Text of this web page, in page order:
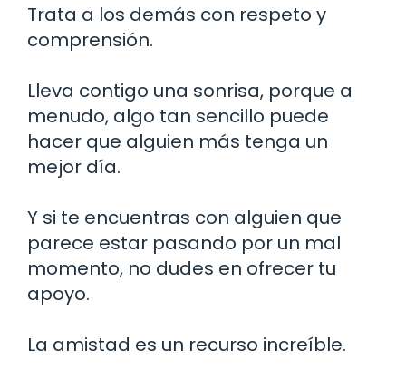
Trata a los demás con respeto y
comprensión.
Lleva contigo una sonrisa, porque a
menudo, algo tan sencillo puede
hacer que alguien más tenga un
mejor día.
Y si te encuentras con alguien que
parece estar pasando por un mal
momento, no dudes en ofrecer tu
apoyo.
La amistad es un recurso increíble.